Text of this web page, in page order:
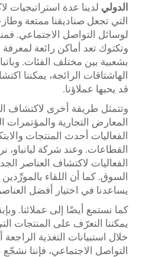
الدولي لدينا عدة استراتيجيات
التي تجعل صناديقنا ممتعة
لوسائل التواصل الاجتماعي.
وتكتوك تعد أماكن رائعة
بشعبية بين مختلف الفئات.
الهاشتاقات الرائجة، يمكننا
قد يحبها عملاؤنا.
وتتمثل طريقة أخرى لاكتشاف
المعارض التجارية
الفعاليات أحدث المنتجات
القطاعات. وعند شركة ليانباو،
الفعاليات لاكتشاف العناصر
السوق. كما أن اللقاء
يساعدنا في اختيار أفضل
كما نستمع أيضًا إلى عملائنا.
يمكننا التعرّف على المنتجات
خلال استبيانات التغذية
التواصل الاجتماعي، فإننا نشجّع